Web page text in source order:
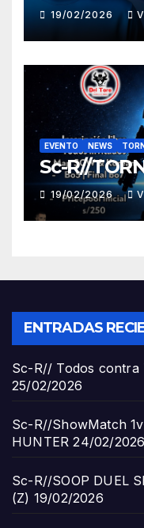
19/02/2026
EVENTO NEWS
Sc-R//
19/02/2026
ENTRADAS
Sc-R// Todos contra
25/02/2026
Sc-R//ShowMatch
HUNTER 24/02/2026
Sc-R//SOOP DUEL
(Z) 19/02/2026